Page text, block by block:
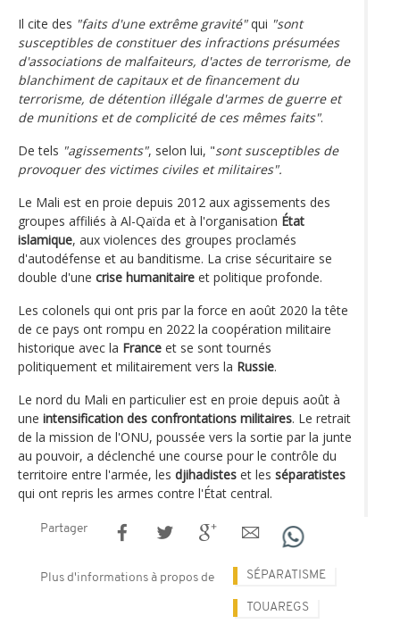
Il cite des "faits d'une extrême gravité"qui "sont
susceptibles de constituer des infractions présumées
d'associations de malfaiteurs, d'actes de terrorisme, de
blanchiment de capitaux et de financement du
terrorisme, de détention illégale d'armes de guerre et
de munitions et de complicité de ces mêmes faits".
De tels "agissements", selon lui, "sont susceptibles de
provoquer des victimes civiles et militaires".
Le Mali est en proie depuis 2012 aux agissements des
groupes affiliés à Al-Qaïda et à l'organisation État
islamique, aux violences des groupes proclamés
d'autodéfense et au banditisme. La crise sécuritaire se
double d'une crise humanitaire et politique profonde.
Les colonels qui ont pris par la force en août 2020 la tête
de ce pays ont rompu en 2022 la coopération militaire
historique avec la France et se sont tournés
politiquement et militairement vers la Russie.
Le nord du Mali en particulier est en proie depuis août à
une intensification des confrontations militaires. Le retrait
de la mission de l'ONU, poussée vers la sortie par la junte
au pouvoir, a déclenché une course pour le contrôle du
territoire entre l'armée, les djihadistes et les séparatistes
qui ont repris les armes contre l'État central.
Partager
Plus d'informations à propos de SÉPARATISME
TOUAREGS